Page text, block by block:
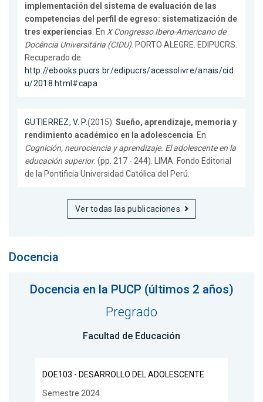
implementación del sistema de evaluación de las
competencias del perfil de egreso: sistematización de
tres experiencias . En X Congresso Ibero-Americano de
Docência Universitária (CIDU). PORTO ALEGRE. EDIPUCRS.
Recuperado de:
http://ebooks.pucrs.br/edipucrs/acessolivre/anais/cid
u/2018.html#capa
GUTIERREZ, V. P.(2015). Sueño, aprendizaje, memoria y
rendimiento académico en la adolescencia . En
Cognición, neurociencia y aprendizaje. El adolescente en la
educación superior. (pp. 217 - 244). LIMA. Fondo Editorial
de la Pontificia Universidad Católica del Perú.
Ver todas las publicaciones
Docencia
Docencia en la PUCP (últimos 2 años)
Pregrado
Facultad de Educación
DOE103 - DESARROLLO DEL ADOLESCENTE
Semestre 2024